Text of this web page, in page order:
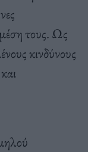
τους. Ως
κινδύνους